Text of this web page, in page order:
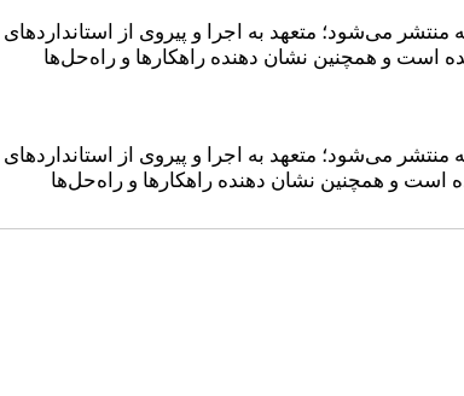
می‌شود؛ متعهد به اجرا و پیروی از استانداردهای
است و همچنین نشان دهنده راهکارها و راه‌حل‌ها
می‌شود؛ متعهد به اجرا و پیروی از استانداردهای
است و همچنین نشان دهنده راهکارها و راه‌حل‌ها